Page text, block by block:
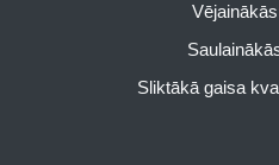
Sliktākā gaisa